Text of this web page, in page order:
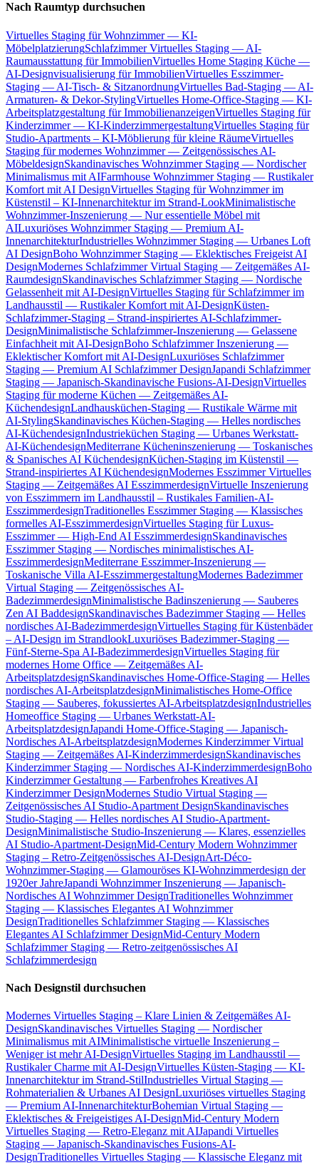
Nach Raumtyp durchsuchen
Virtuelles Staging für Wohnzimmer — KI-
MöbelplatzierungSchlafzimmer Virtuelles Staging — AI-
Raumausstattung für ImmobilienVirtuelles Home Staging Küche —
AI-Designvisualisierung für ImmobilienVirtuelles Esszimmer-
Staging — AI-Tisch- & SitzanordnungVirtuelles Bad-Staging — AI-
Armaturen- & Dekor-StylingVirtuelles Home-Office-Staging — KI-
Arbeitsplatzgestaltung für ImmobilienanzeigenVirtuelles Staging für
Kinderzimmer — KI-KinderzimmergestaltungVirtuelles Staging für
Studio-Apartments – KI-Möblierung für kleine RäumeVirtuelles
Staging für modernes Wohnzimmer — Zeitgenössisches AI-
MöbeldesignSkandinavisches Wohnzimmer Staging — Nordischer
Minimalismus mit AIFarmhouse Wohnzimmer Staging — Rustikaler
Komfort mit AI DesignVirtuelles Staging für Wohnzimmer im
Küstenstil – KI-Innenarchitektur im Strand-LookMinimalistische
Wohnzimmer-Inszenierung — Nur essentielle Möbel mit
AILuxuriöses Wohnzimmer Staging — Premium AI-
InnenarchitekturIndustrielles Wohnzimmer Staging — Urbanes Loft
AI DesignBoho Wohnzimmer Staging — Eklektisches Freigeist AI
DesignModernes Schlafzimmer Virtual Staging — Zeitgemäßes AI-
RaumdesignSkandinavisches Schlafzimmer Staging — Nordische
Gelassenheit mit AI-DesignVirtuelles Staging für Schlafzimmer im
Landhausstil — Rustikaler Komfort mit AI-DesignKüsten-
Schlafzimmer-Staging – Strand-inspiriertes AI-Schlafzimmer-
DesignMinimalistische Schlafzimmer-Inszenierung — Gelassene
Einfachheit mit AI-DesignBoho Schlafzimmer Inszenierung —
Eklektischer Komfort mit AI-DesignLuxuriöses Schlafzimmer
Staging — Premium AI Schlafzimmer DesignJapandi Schlafzimmer
Staging — Japanisch-Skandinavische Fusions-AI-DesignVirtuelles
Staging für moderne Küchen — Zeitgemäßes AI-
KüchendesignLandhausküchen-Staging — Rustikale Wärme mit
AI-StylingSkandinavisches Küchen-Staging — Helles nordisches
AI-KüchendesignIndustrieküchen Staging — Urbanes Werkstatt-
AI-KüchendesignMediterrane Kücheninszenierung — Toskanisches
& Spanisches AI KüchendesignKüchen-Staging im Küstenstil —
Strand-inspiriertes AI KüchendesignModernes Esszimmer Virtuelles
Staging — Zeitgemäßes AI EsszimmerdesignVirtuelle Inszenierung
von Esszimmern im Landhausstil – Rustikales Familien-AI-
EsszimmerdesignTraditionelles Esszimmer Staging — Klassisches
formelles AI-EsszimmerdesignVirtuelles Staging für Luxus-
Esszimmer — High-End AI EsszimmerdesignSkandinavisches
Esszimmer Staging — Nordisches minimalistisches AI-
EsszimmerdesignMediterrane Esszimmer-Inszenierung —
Toskanische Villa AI-EsszimmergestaltungModernes Badezimmer
Virtual Staging — Zeitgenössisches AI-
BadezimmerdesignMinimalistische Badinszenierung — Sauberes
Zen AI BaddesignSkandinavisches Badezimmer Staging — Helles
nordisches AI-BadezimmerdesignVirtuelles Staging für Küstenbäder
– AI-Design im StrandlookLuxuriöses Badezimmer-Staging —
Fünf-Sterne-Spa AI-BadezimmerdesignVirtuelles Staging für
modernes Home Office — Zeitgemäßes AI-
ArbeitsplatzdesignSkandinavisches Home-Office-Staging — Helles
nordisches AI-ArbeitsplatzdesignMinimalistisches Home-Office
Staging — Sauberes, fokussiertes AI-ArbeitsplatzdesignIndustrielles
Homeoffice Staging — Urbanes Werkstatt-AI-
ArbeitsplatzdesignJapandi Home-Office-Staging — Japanisch-
Nordisches AI-ArbeitsplatzdesignModernes Kinderzimmer Virtual
Staging — Zeitgemäßes AI-KinderzimmerdesignSkandinavisches
Kinderzimmer Staging — Nordisches AI-KinderzimmerdesignBoho
Kinderzimmer Gestaltung — Farbenfrohes Kreatives AI
Kinderzimmer DesignModernes Studio Virtual Staging —
Zeitgenössisches AI Studio-Apartment DesignSkandinavisches
Studio-Staging — Helles nordisches AI Studio-Apartment-
DesignMinimalistische Studio-Inszenierung — Klares, essenzielles
AI Studio-Apartment-DesignMid-Century Modern Wohnzimmer
Staging – Retro-Zeitgenössisches AI-DesignArt-Déco-
Wohnzimmer-Staging — Glamouröses KI-Wohnzimmerdesign der
1920er JahreJapandi Wohnzimmer Inszenierung — Japanisch-
Nordisches AI Wohnzimmer DesignTraditionelles Wohnzimmer
Staging — Klassisches Elegantes AI Wohnzimmer
DesignTraditionelles Schlafzimmer Staging — Klassisches
Elegantes AI Schlafzimmer DesignMid-Century Modern
Schlafzimmer Staging — Retro-zeitgenössisches AI
Schlafzimmerdesign
Nach Designstil durchsuchen
Modernes Virtuelles Staging – Klare Linien & Zeitgemäßes AI-
DesignSkandinavisches Virtuelles Staging — Nordischer
Minimalismus mit AIMinimalistische virtuelle Inszenierung –
Weniger ist mehr AI-DesignVirtuelles Staging im Landhausstil —
Rustikaler Charme mit AI-DesignVirtuelles Küsten-Staging — KI-
Innenarchitektur im Strand-StilIndustrielles Virtual Staging —
Rohmaterialien & Urbanes AI DesignLuxuriöses virtuelles Staging
— Premium AI-InnenarchitekturBohemian Virtual Staging —
Eklektisches & Freigeistiges AI-DesignMid-Century Modern
Virtuelles Staging — Retro-Eleganz mit AIJapandi Virtuelles
Staging — Japanisch-Skandinavisches Fusions-AI-
DesignTraditionelles Virtuelles Staging — Klassische Eleganz mit